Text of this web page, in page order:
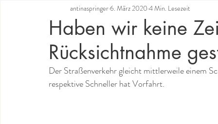
Erfahrungsberichte Buchempfehlungen Psychlogie
Haben wir keine
Rücksichtnahme
antinaspringer6. März 2020 4 Min. Lesezeit
Der Straßenverkehr gleicht mittlerweile einem
respektive Schneller hat Vorfahrt.